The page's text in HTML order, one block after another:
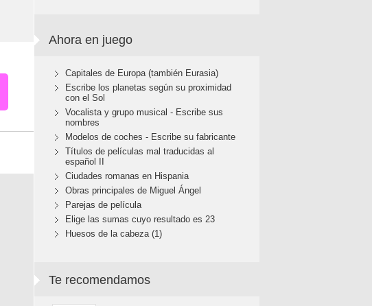
Ahora en juego
Capitales de Europa (también Eurasia)
Escribe los planetas según su proximidad
con el Sol
Vocalista y grupo musical - Escribe sus
nombres
Modelos de coches - Escribe su fabricante
Títulos de películas mal traducidas al
español II
Ciudades romanas en Hispania
Obras principales de Miguel Ángel
Parejas de película
Elige las sumas cuyo resultado es 23
Huesos de la cabeza (1)
Te recomendamos